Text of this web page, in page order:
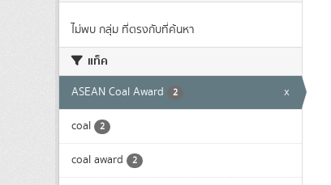
ไม่พบ กลุ่ม ที่ตรงกับที่ค้นหา
แท็ค
ASEAN Coal Award 2 x
coal 2
coal award 2